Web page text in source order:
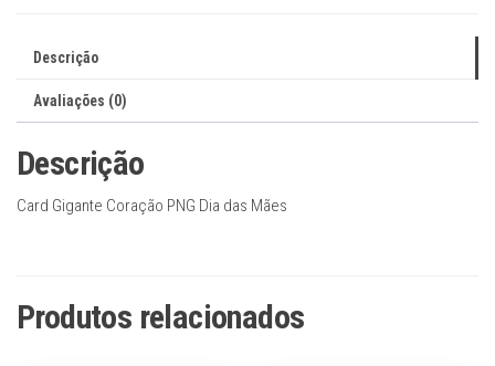
Descrição
Avaliações (0)
Descrição
Card Gigante Coração PNG Dia das Mães
Produtos relacionados